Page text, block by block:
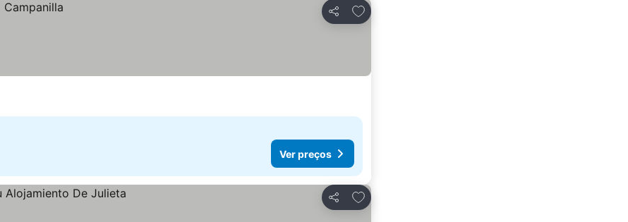
Partilhar
Adicionar aos favoritos
Ver preços
Partilhar
Adicionar aos favoritos